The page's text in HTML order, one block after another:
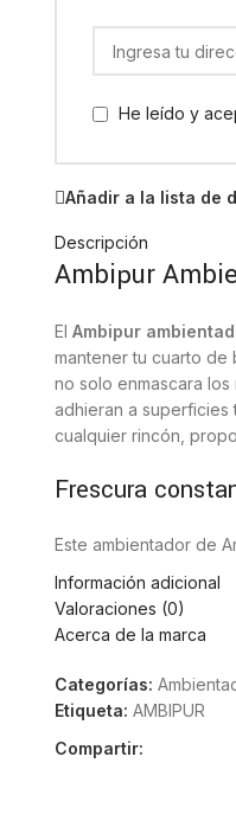
He leído y
Añadir a la lista de
Descripción
Ambipur
ElAmbipur
mantener tu cuarto de
no solo enmascara
adhieran a superficies
cualquier rincón,
Frescura
Este ambientador de
cualquier parte del
manteniendo el
Protección total
fórmula avanzada
Información adicional
Valoraciones (0)
Acerca de la marca
Categorías:
Etiqueta: AMBIPUR
Compartir: